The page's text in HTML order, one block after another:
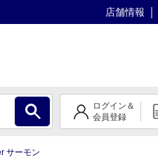
店舗情報
ログイン＆
会員登録
サーモン